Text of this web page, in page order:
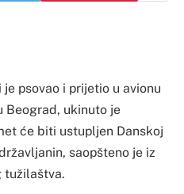
psovao i prijetio u avionu
Beograd, ukinuto je
će biti ustupljen Danskoj
saopšteno je iz
tužilaštva.